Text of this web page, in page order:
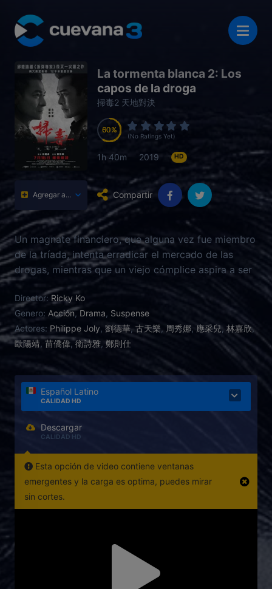
Agregar a...
La tormenta blanca 2: Los
capos de la droga
掃毒2 天地對決
60
60
60
60
(No Ratings Yet)
1h 40m 2019 HD
Compartir
Un magnate financiero, que alguna vez fue miembro
de la tríada, intenta erradicar el mercado de las
drogas, mientras que un viejo cómplice aspira a ser
el primer narcotraficante de Hong Kong.
Director: Ricky Ko
Genero: Acción,Drama, Suspense
Actores: Philippe Joly, 劉德華, 古天樂, 周秀娜 應采兒, 林嘉欣,
歐陽靖, 苗僑偉,衛詩雅 鄭則仕
Español Latino
CALIDAD HD
Descargar
CALIDAD HD
Esta opción de video contiene ventanas
emergentes y la carga es optima, puedes mirar
sin cortes.